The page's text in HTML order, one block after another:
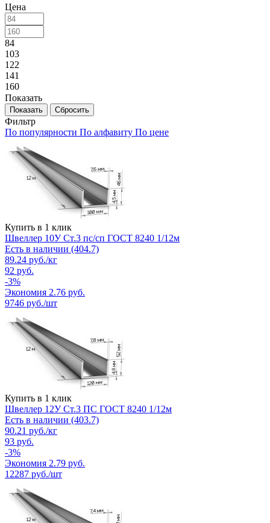
Цена
84
103
122
141
160
Показать
Сбросить
Фильтр
По популярности По алфавиту По цене
Купить в 1 клик
Швеллер 10У Ст.3 пс/сп ГОСТ 8240 1/12м
Есть в наличии (404.7)
89.24 руб./кг
92 руб.
-3%
Экономия 2.76 руб.
9746 руб./шт
Купить в 1 клик
Швеллер 12У Ст.3 ПС ГОСТ 8240 1/12м
Есть в наличии (403.7)
90.21 руб./кг
93 руб.
-3%
Экономия 2.79 руб.
12287 руб./шт